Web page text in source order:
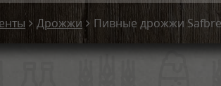
Дрожжи Пивные дрожжи